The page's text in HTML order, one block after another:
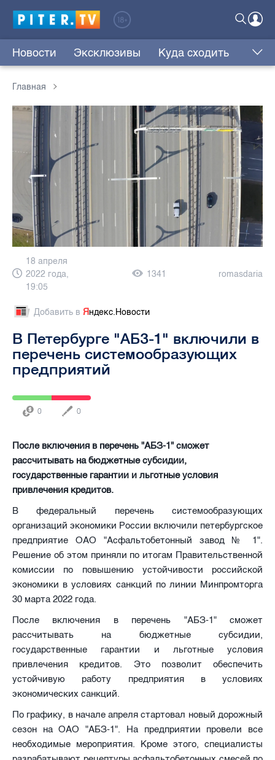
Новости Эксклюзивы Куда сходить
Главная
18 апреля
2022 года,
19:05
1341 romasdaria
Добавить в Яндекс.Новости
В Петербурге "АБЗ-1" включили в
перечень системообразующих
предприятий
0 0
После включения в перечень "АБЗ-1" сможет
рассчитывать на бюджетные субсидии,
государственные гарантии и льготные условия
привлечения кредитов.
В федеральный перечень системообразующих
организаций экономики России включили петербургское
предприятие ОАО "Асфальтобетонный завод № 1".
Решение об этом приняли по итогам Правительственной
комиссии по повышению устойчивости российской
экономики в условиях санкций по линии Минпромторга
30 марта 2022 года.
После включения в перечень "АБЗ-1" сможет
рассчитывать на бюджетные субсидии,
государственные гарантии и льготные условия
привлечения кредитов. Это позволит обеспечить
устойчивую работу предприятия в условиях
экономических санкций.
По графику, в начале апреля стартовал новый дорожный
сезон на ОАО "АБЗ-1". На предприятии провели все
необходимые мероприятия. Кроме этого, специалисты